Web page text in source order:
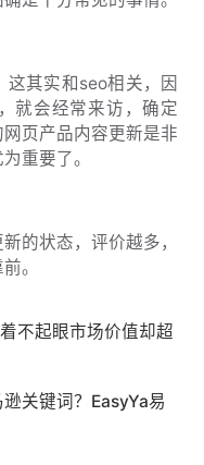
其实和seo相关，因
就会经常来访，确定
页产品内容更新是非
重要了。
的状态，评价越多，
。
不起眼市场价值却超
关键词？EasyYa易